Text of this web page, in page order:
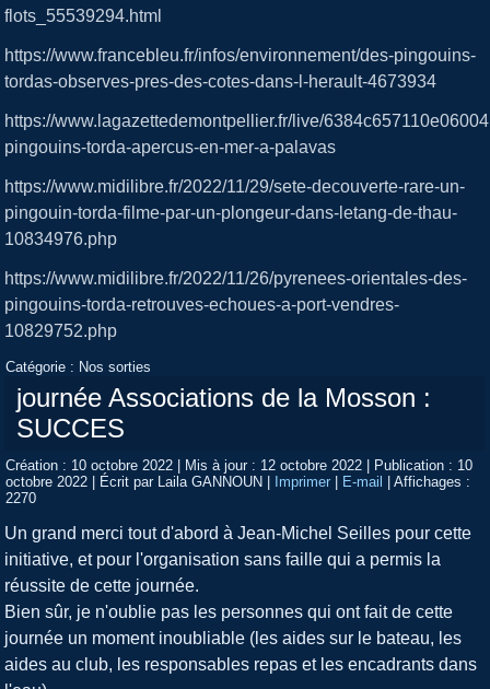
flots_55539294.html
https://www.francebleu.fr/infos/environnement/des-pingouins-
tordas-observes-pres-des-cotes-dans-l-herault-4673934
https://www.lagazettedemontpellier.fr/live/
pingouins-torda-apercus-en-mer-a-palavas
https://www.midilibre.fr/2022/11/29/sete-decouverte-rare-un-
pingouin-torda-filme-par-un-plongeur-dans-letang-de-thau-
10834976.php
https://www.midilibre.fr/2022/11/26/pyrenees-orientales-des-
pingouins-torda-retrouves-echoues-a-port-vendres-
10829752.php
Catégorie : Nos sorties
journée Associations de la Mosson :
SUCCES
Création : 10 octobre 2022 | Mis à jour : 12 octobre 2022 | Publication : 10
octobre 2022 | Écrit par Laila GANNOUN | Imprimer | E-mail |Affichages :
2270
Un grand merci tout d'abord à Jean-Michel Seilles pour cette
initiative, et pour l'organisation sans faille qui a permis la
réussite de cette journée.
Bien sûr, je n'oublie pas les personnes qui ont fait de cette
journée un moment inoubliable (les aides sur le bateau, les
aides au club, les responsables repas et les encadrants dans